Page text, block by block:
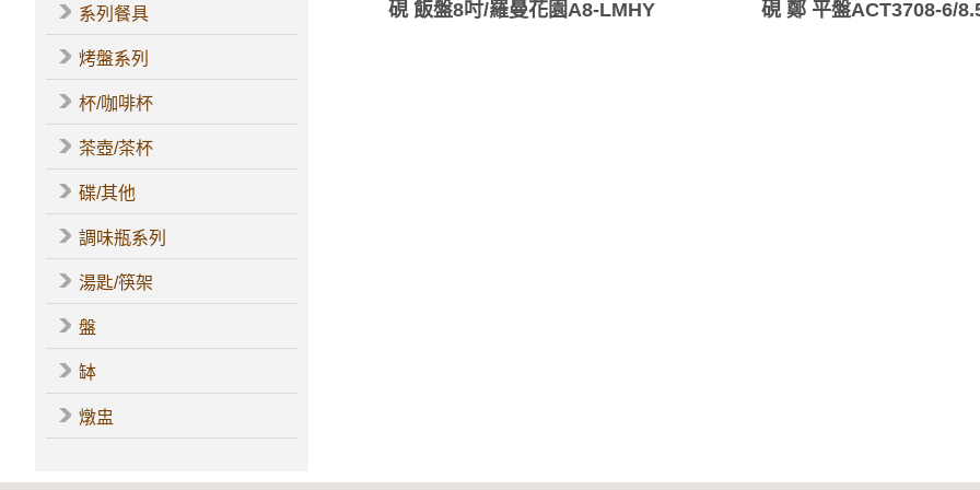
系列餐具
烤盤系列
杯/咖啡杯
茶壺/茶杯
碟/其他
調味瓶系列
湯匙/筷架
盤
缽
燉盅
硯 飯盤8吋/羅曼花園A8-LMHY 硯 鄭 平盤ACT3708-6/